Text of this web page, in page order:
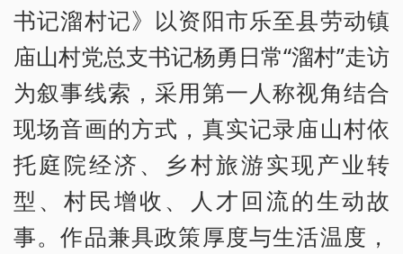
书记溜村记》以资阳市乐至县劳动镇
庙山村党总支书记杨勇日常“溜村”走访
为叙事线索，采用第一人称视角结合
现场音画的方式，真实记录庙山村依
托庭院经济、乡村旅游实现产业转
型、村民增收、人才回流的生动故
事。作品兼具政策厚度与生活温度，